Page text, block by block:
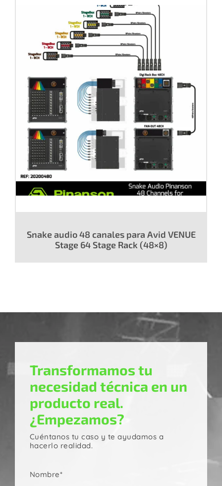
Snake audio 48 canales para Avid VENUE
Stage 64 Stage Rack (48×8)
Transformamos tu
necesidad técnica en un
producto real.
¿Empezamos?
Cuéntanos tu caso y te ayudamos a
hacerlo realidad.
Nombre*